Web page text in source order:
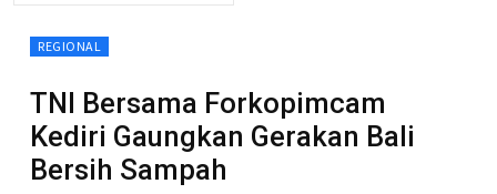
REGIONAL
TNI Bersama Forkopimcam
Kediri Gaungkan Gerakan Bali
Bersih Sampah